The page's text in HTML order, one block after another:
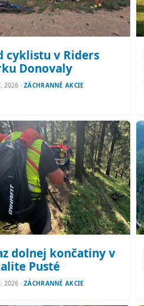
cyklistu v Riders
Donovaly
2026 · ZÁCHRANNÉ AKCIE
dolnej končatiny v
Pusté
2026 · ZÁCHRANNÉ AKCIE